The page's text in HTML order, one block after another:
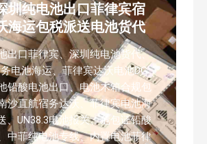
圳纯电池出口菲律宾宿
海运包税派送电池货代
出口菲律宾、深圳纯电池货代、
电池海运、菲律宾达沃电池DG
铅酸电池出口、电池木箱合规包
沙直航宿务达沃、菲律宾电池海
、UN38.3电池报关、危包证铅酸
中菲纯电池专线、内置电池菲律